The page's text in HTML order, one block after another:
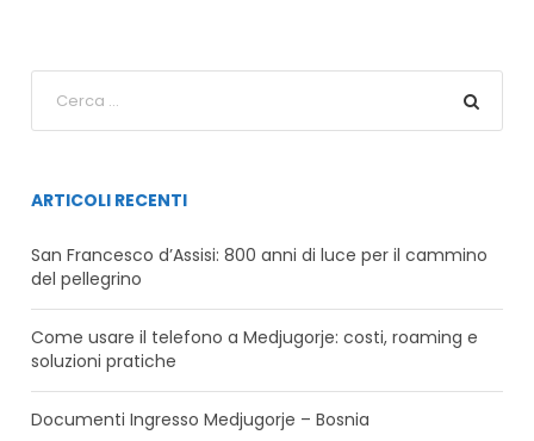
ARTICOLI RECENTI
San Francesco d’Assisi: 800 anni di luce per il cammino
del pellegrino
Come usare il telefono a Medjugorje: costi, roaming e
soluzioni pratiche
Documenti Ingresso Medjugorje – Bosnia